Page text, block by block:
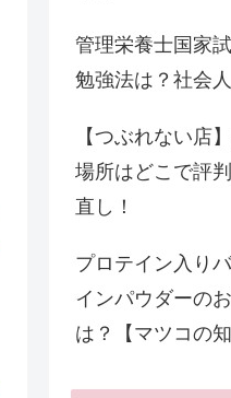
管理栄養士国家
勉強法は？社会
【つぶれない店
場所はどこで評
直し！
プロテイン入り
インパウダーの
は？【マツコの